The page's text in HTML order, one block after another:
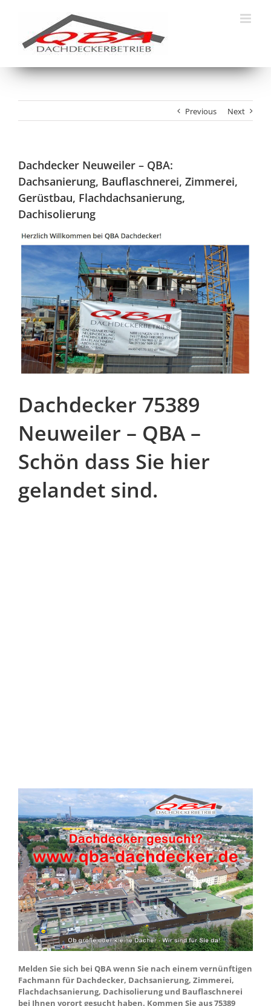
Previous Next
Dachdecker Neuweiler – QBA:
Dachsanierung, Bauflaschnerei, Zimmerei,
Gerüstbau, Flachdachsanierung,
Dachisolierung
Dachdecker 75389
Neuweiler – QBA –
Schön dass Sie hier
gelandet sind.
Melden Sie sich bei QBA wenn Sie nach einem vernünftigen
Fachmann für Dachdecker, Dachsanierung, Zimmerei,
Flachdachsanierung, Dachisolierung und Bauflaschnerei
bei Ihnen vorort gesucht haben. Kommen Sie aus 75389